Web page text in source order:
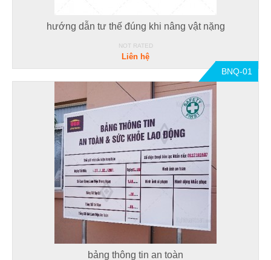
hướng dẫn tư thế đúng khi nâng vật nặng
NOT RATED
Liên hệ
BNQ-01
bảng thông tin an toàn